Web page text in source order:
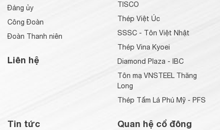
Đảng ủy
Công Đoàn
Đoàn Thanh niên
Liên hệ
TISCO
Thép Việt Úc
SSSC - Tôn Việt Nhật
Thép Vina Kyoei
Diamond Plaza - IBC
Tôn mạ VNSTEEL Thăng
Long
Thép Tấm Lá Phú Mỹ - PFS
Tin tức Quan hệ cổ đông